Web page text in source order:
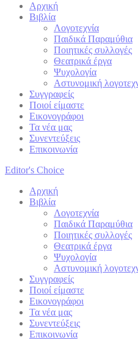
Αρχική
Βιβλία
Λογοτεχνία
Παιδικά Παραμύθια
Ποιητικές συλλογές
Θεατρικά έργα
Ψυχολογία
Αστυνομική
Συγγραφείς
Ποιοί είμαστε
Εικονογράφοι
Τα νέα μας
Συνεντεύξεις
Επικοινωνία
Editor's Choice
Αρχική
Βιβλία
Λογοτεχνία
Παιδικά Παραμύθια
Ποιητικές συλλογές
Θεατρικά έργα
Ψυχολογία
Αστυνομική
Συγγραφείς
Ποιοί είμαστε
Εικονογράφοι
Τα νέα μας
Συνεντεύξεις
Επικοινωνία